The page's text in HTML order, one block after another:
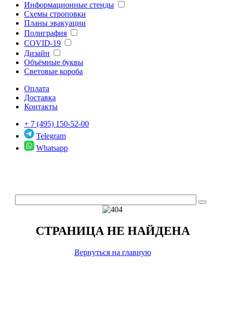
Информационные стенды
Схемы строповки
Планы эвакуации
Полиграфия
COVID-19
Дизайн
Объёмные буквы
Световые короба
Оплата
Доставка
Контакты
+ 7 (495) 150-52-00
Telegram
Whatsapp
СТРАНИЦА НЕ НАЙДЕНА
Вернуться на главную